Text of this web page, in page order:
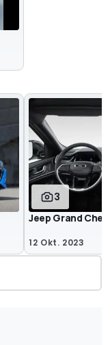
3
Jeep Grand
12 Okt. 2023